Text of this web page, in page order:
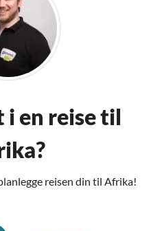
i en reise til
reisen din til Afrika!